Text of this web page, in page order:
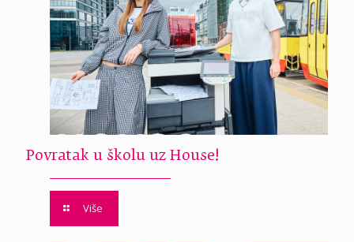
Povratak u školu uz House!
Više